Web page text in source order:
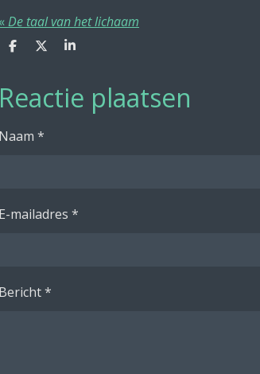
«De taal van het lichaam
D
e
n
D
S
e
Reactie plaatsen
Naam *
E-mailadres *
Bericht *